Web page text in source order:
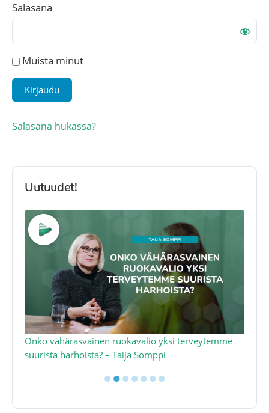
Salasana
Muista minut
Salasana hukassa?
Uutuudet!
Onko vähärasvainen ruokavalio yksi terveytemme
suurista harhoista? – Taija Somppi
●●●●●●●